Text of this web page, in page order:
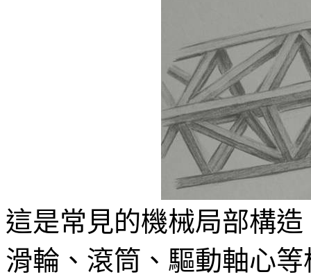
這是常見的機械局部構
滑輪、滾筒、驅動軸心